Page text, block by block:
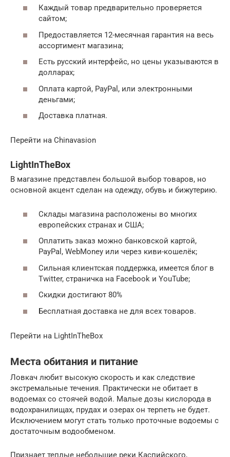
Каждый товар предварительно проверяется
сайтом;
Предоставляется 12-месячная гарантия на весь
ассортимент магазина;
Есть русский интерфейс, но цены указываются в
долларах;
Оплата картой, PayPal, или электронными
деньгами;
Доставка платная.
Перейти на Сhinavasion
LightInTheBox
В магазине представлен большой выбор товаров, но
основной акцент сделан на одежду, обувь и бижутерию.
Склады магазина расположены во многих
европейских странах и США;
Оплатить заказ можно банковской картой,
PayPal, WebMoney или через киви-кошелёк;
Сильная клиентская поддержка, имеется блог в
Twitter, страничка на Facebook и YouTube;
Скидки достигают 80%
Бесплатная доставка не для всех товаров.
Перейти на LightInTheBox
Места обитания и питание
Ловкач любит высокую скорость и как следствие
экстремальные течения. Практически не обитает в
водоемах со стоячей водой. Малые дозы кислорода в
водохранилищах, прудах и озерах он терпеть не будет.
Исключением могут стать только проточные водоемы с
достаточным водообменом.
Признает теплые небольшие реки Каспийского,